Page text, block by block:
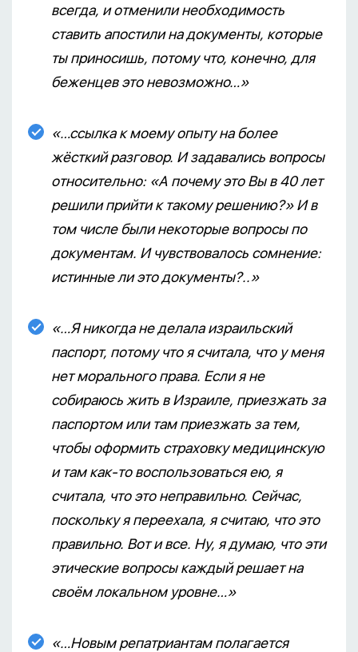
всегда, и отменили необходимость
ставить апостили на документы, которые
ты приносишь, потому что, конечно, для
беженцев это невозможно…»
«…ссылка к моему опыту на более
жёсткий разговор. И задавались вопросы
относительно: «А почему это Вы в 40 лет
решили прийти к такому решению?» И в
том числе были некоторые вопросы по
документам. И чувствовалось сомнение:
истинные ли это документы?..»
«…Я никогда не делала израильский
паспорт, потому что я считала, что у меня
нет морального права. Если я не
собираюсь жить в Израиле, приезжать за
паспортом или там приезжать за тем,
чтобы оформить страховку медицинскую
и там как-то воспользоваться ею, я
считала, что это неправильно. Сейчас,
поскольку я переехала, я считаю, что это
правильно. Вот и все. Ну, я думаю, что эти
этические вопросы каждый решает на
своём локальном уровне…»
«…Новым репатриантам полагается